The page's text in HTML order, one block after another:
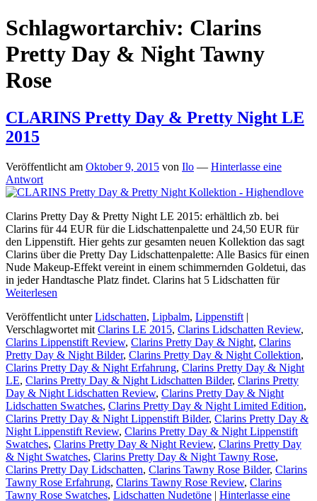
Schlagwortarchiv: Clarins
Pretty Day & Night Tawny
Rose
CLARINS Pretty Day & Pretty Night LE
2015
Veröffentlicht am Oktober 9, 2015 von Ilo — Hinterlasse eine
Antwort
Clarins Pretty Day & Pretty Night LE 2015: erhältlich zb. bei
Clarins für 44 EUR für die Lidschattenpalette und 24,50 EUR für
den Lippenstift. Hier gehts zur gesamten neuen Kollektion das sagt
Clarins über die Pretty Day Lidschattenpalette: Alle Basics für einen
Nude Makeup-Effekt vereint in einem schimmernden Goldetui, das
in jeder Handtasche Platz findet. Clarins hat 5 Lidschatten für
Weiterlesen
Veröffentlicht unter Lidschatten, Lipbalm, Lippenstift |
Verschlagwortet mit Clarins LE 2015, Clarins Lidschatten Review,
Clarins Lippenstift Review, Clarins Pretty Day & Night, Clarins
Pretty Day & Night Bilder, Clarins Pretty Day & Night Collektion,
Clarins Pretty Day & Night Erfahrung, Clarins Pretty Day & Night
LE, Clarins Pretty Day & Night Lidschatten Bilder, Clarins Pretty
Day & Night Lidschatten Review, Clarins Pretty Day & Night
Lidschatten Swatches, Clarins Pretty Day & Night Limited Edition,
Clarins Pretty Day & Night Lippenstift Bilder, Clarins Pretty Day &
Night Lippenstift Review, Clarins Pretty Day & Night Lippenstift
Swatches, Clarins Pretty Day & Night Review, Clarins Pretty Day
& Night Swatches, Clarins Pretty Day & Night Tawny Rose,
Clarins Pretty Day Lidschatten, Clarins Tawny Rose Bilder, Clarins
Tawny Rose Erfahrung, Clarins Tawny Rose Review, Clarins
Tawny Rose Swatches, Lidschatten Nudetöne | Hinterlasse eine